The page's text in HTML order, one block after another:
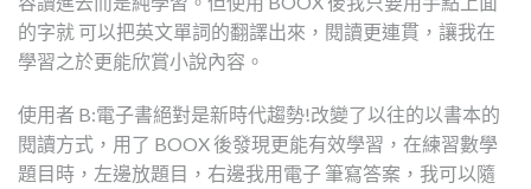
的字就 可以把英文單詞的翻譯出來，閱讀更連貫，讓我在
學習之於更能欣賞小說內容。
使用者 B:電子書絕對是新時代趨勢!改變了以往的以書本的
閱讀方式，用了 BOOX 後發現更能有效學習，在練習數學
題目時，左邊放題目，右邊我用電子 筆寫答案，我可以隨